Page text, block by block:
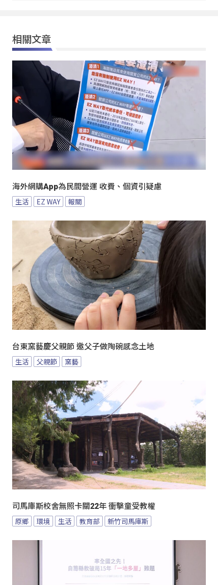
相關文章
海外網購App為民間營運 收費、個資引疑慮
生活 EZ WAY 報關
台東窯藝慶父親節 邀父子做陶碗感念土地
生活 父親節 窯藝
司馬庫斯校舍無照卡關22年 衝擊童受教權
原鄉 環境 生活 教育部 新竹司馬庫斯